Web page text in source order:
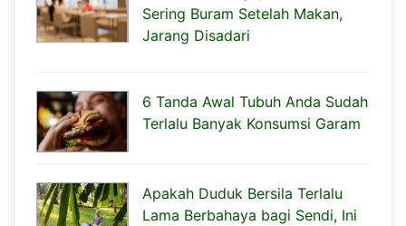
Sering Buram Setelah Makan,
Jarang Disadari
6 Tanda Awal Tubuh Anda Sudah
Terlalu Banyak Konsumsi Garam
Apakah Duduk Bersila Terlalu
Lama Berbahaya bagi Sendi, Ini